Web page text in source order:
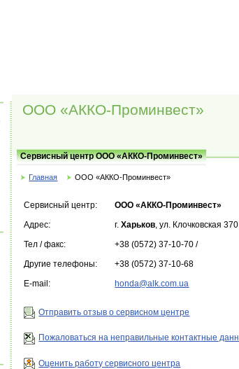
ООО «АККО-Проминвест»
Сервисный центр ООО «АККО-Проминвест»
Главная ООО «АККО-Проминвест»
Сервисный центр:
ООО «АККО-Проминвест»
Адрес:
г.Харьков, ул. Клочковская 370
Тел / факс:
+38 (0572) 37-10-70 /
Другие телефоны:
+38 (0572) 37-10-68
E-mail:
honda@alk.com.ua
Отправить отзыв о сервисном центре
Пожаловаться на неправильные контактные
Оценить работу сервисного центра